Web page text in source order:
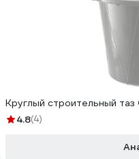
Круглый строительный
4.8(4)